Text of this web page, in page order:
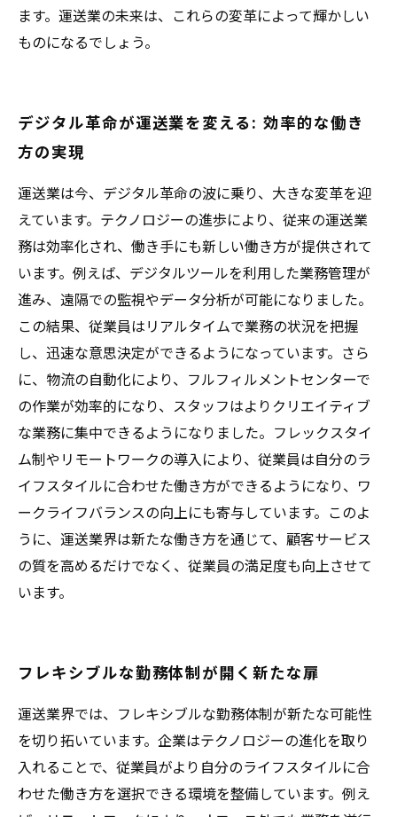
ます。運送業の未来は、これらの変革によって輝かしい
ものになるでしょう。
デジタル革命が運送業を変える: 効率的な働き
方の実現
運送業は今、デジタル革命の波に乗り、大きな変革を迎
えています。テクノロジーの進歩により、従来の運送業
務は効率化され、働き手にも新しい働き方が提供されて
います。例えば、デジタルツールを利用した業務管理が
進み、遠隔での監視やデータ分析が可能になりました。
この結果、従業員はリアルタイムで業務の状況を把握
し、迅速な意思決定ができるようになっています。さら
に、物流の自動化により、フルフィルメントセンターで
の作業が効率的になり、スタッフはよりクリエイティブ
な業務に集中できるようになりました。フレックスタイ
ム制やリモートワークの導入により、従業員は自分のラ
イフスタイルに合わせた働き方ができるようになり、ワ
ークライフバランスの向上にも寄与しています。このよ
うに、運送業界は新たな働き方を通じて、顧客サービス
の質を高めるだけでなく、従業員の満足度も向上させて
います。
フレキシブルな勤務体制が開く新たな扉
運送業界では、フレキシブルな勤務体制が新たな可能性
を切り拓いています。企業はテクノロジーの進化を取り
入れることで、従業員がより自分のライフスタイルに合
わせた働き方を選択できる環境を整備しています。例え